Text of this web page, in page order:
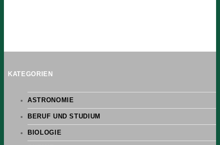
KATEGORIEN
ASTRONOMIE
BERUF UND STUDIUM
BIOLOGIE